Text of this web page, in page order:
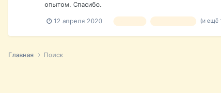
опытом. Спасибо.
12 апреля 2020 (и ещё
Главная Поиск